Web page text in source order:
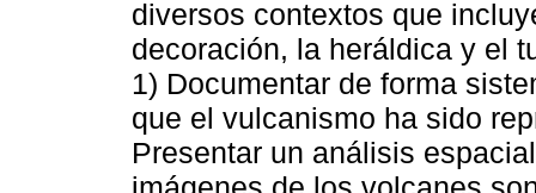
diversos contextos que
decoración, la heráldica y el
1) Documentar de forma
que el vulcanismo ha sido
Presentar un análisis